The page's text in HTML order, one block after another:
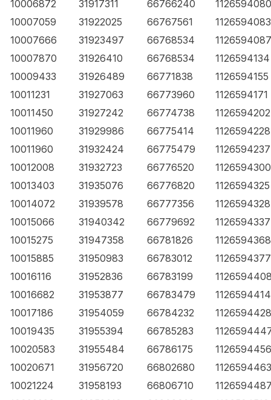
10006872 31917311 66766240
1126594080
10007059
31922025 66767561
1126594083
10007666
31923497 66768534
1126594087
10007870
31926410 66768534
1126594134
10009433
31926489 66771838
1126594155
10011231
31927063 66773960
1126594171
10011450
31927242 66774738
1126594202
10011960
31929986 66775414
1126594228
10011960
31932424 66775479
1126594237
10012008
31932723 66776520
1126594300
10013403
31935076 66776820
1126594325
10014072
31939578 66777356
1126594328
10015066
31940342 66779692
1126594337
10015275
31947358 66781826
1126594368
10015885
31950983 66783012
1126594377
10016116
31952836 66783199
10016682
31953877 66783479
1126594414
10017186
31954059 66784232
1126594428
10019435
31955394 66785283
10020583
31955484 66786175
1126594456
10020671
31956720 66802680
1126594463
10021224
31958193 66806710